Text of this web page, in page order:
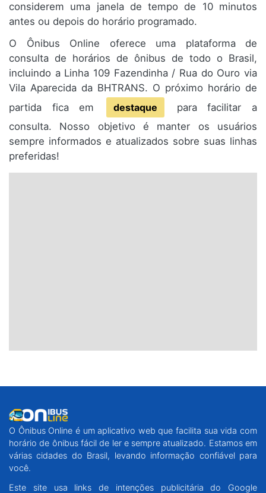
considerem uma janela de tempo de 10 minutos
antes ou depois do horário programado.
O Ônibus Online oferece uma plataforma de
consulta de horários de ônibus de todo o Brasil,
incluindo a Linha 109 Fazendinha / Rua do Ouro via
Vila Aparecida da BHTRANS. O próximo horário de
partida fica em
destaque
para facilitar a
consulta. Nosso objetivo é manter os usuários
sempre informados e atualizados sobre suas linhas
preferidas!
O Ônibus Online é um aplicativo web que facilita sua vida com
horário de ônibus fácil de ler e sempre atualizado. Estamos em
várias cidades do Brasil, levando informação confiável para
você.
Este site usa links de intenções publicitária do Google